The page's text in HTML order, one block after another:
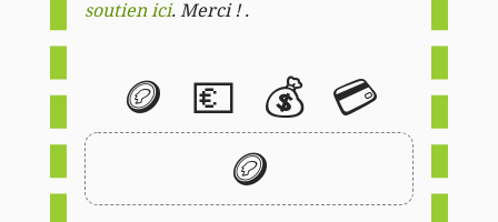
soutien ici. Merci ! .
🪙 💶 💰 💳
🪙